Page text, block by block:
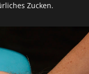
Zucken.